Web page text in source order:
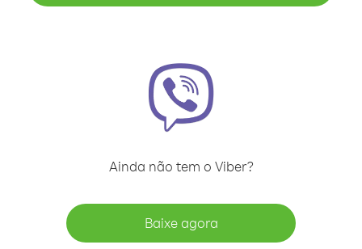
Ainda não tem o Viber?
Baixe agora